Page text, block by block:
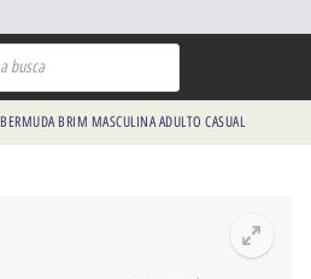
BERMUDA BRIM MASCULINA ADULTO CASUAL